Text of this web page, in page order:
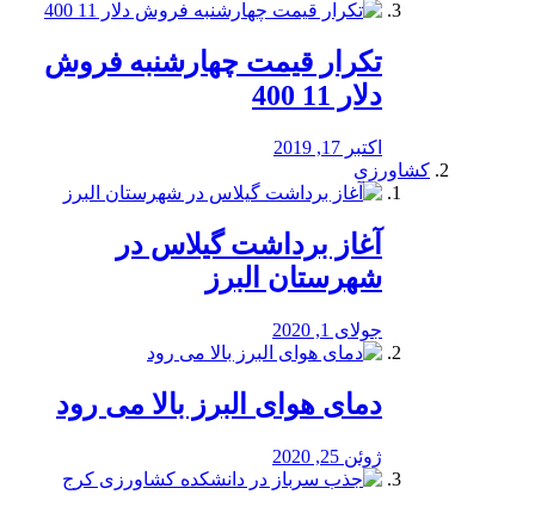
تکرار قیمت چهارشنبه فروش
دلار 11 400
اکتبر 17, 2019
کشاورزی
آغاز برداشت گیلاس در
شهرستان البرز
جولای 1, 2020
دمای هوای البرز بالا می رود
ژوئن 25, 2020